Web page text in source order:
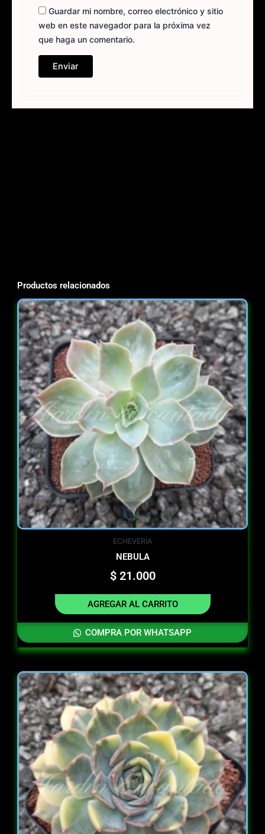
Guardar mi nombre, correo electrónico y sitio
web en este navegador para la próxima vez
que haga un comentario.
Productos relacionados
ECHEVERIA
NEBULA
$21.000
AGREGAR AL CARRITO
COMPRA POR WHATSAPP